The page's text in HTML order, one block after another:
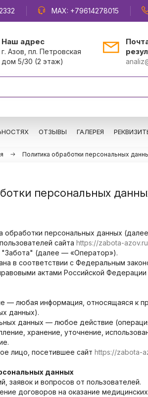
MAX: +79614278015
Наш адрес
г. Азов, пл. Петровская
дом 5/30 (2 этаж)
ОТЗЫВЫ ГАЛЕРЕЯ
Политика обработки персональных
персональных
обработки персональных данных
сайта https://zabota-azov.ru
(далее — «Оператор»).
в соответствии с Федеральным
актами Российской
— любая информация, относящаяся к
данных).
данных — любое действие
хранение, уточнение,
лицо, посетившее сайт https://zabota-
данных
заявок и вопросов от пользователей.
договоров на оказание медицинских